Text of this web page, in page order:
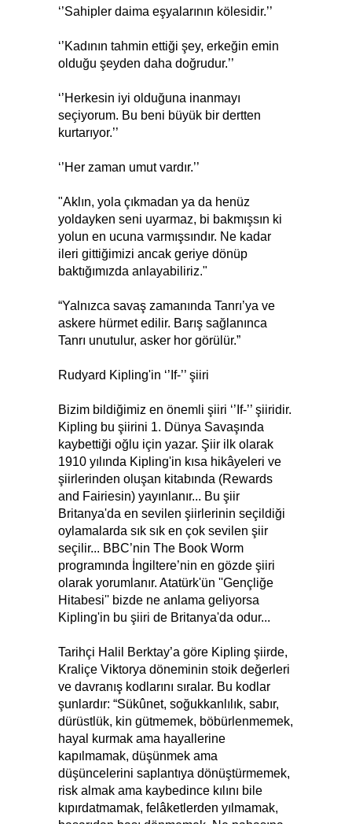
‘’Sahipler daima eşyalarının kölesidir.’’
‘’Kadının tahmin ettiği şey, erkeğin emin
olduğu şeyden daha doğrudur.’’
‘’Herkesin iyi olduğuna inanmayı
seçiyorum. Bu beni büyük bir dertten
kurtarıyor.’’
‘’Her zaman umut vardır.’’
"Aklın, yola çıkmadan ya da henüz
yoldayken seni uyarmaz, bi bakmışsın ki
yolun en ucuna varmışsındır. Ne kadar
ileri gittiğimizi ancak geriye dönüp
baktığımızda anlayabiliriz."
“Yalnızca savaş zamanında Tanrı’ya ve
askere hürmet edilir. Barış sağlanınca
Tanrı unutulur, asker hor görülür.”
Rudyard Kipling'in ‘’If-’’ şiiri
Bizim bildiğimiz en önemli şiiri ‘’If-’’ şiiridir.
Kipling bu şiirini 1. Dünya Savaşında
kaybettiği oğlu için yazar. Şiir ilk olarak
1910 yılında Kipling'in kısa hikâyeleri ve
şiirlerinden oluşan kitabında (Rewards
and Fairiesin) yayınlanır... Bu şiir
Britanya'da en sevilen şiirlerinin seçildiği
oylamalarda sık sık en çok sevilen şiir
seçilir... BBC’nin The Book Worm
programında İngiltere’nin en gözde şiiri
olarak yorumlanır. Atatürk'ün ''Gençliğe
Hitabesi'' bizde ne anlama geliyorsa
Kipling'in bu şiiri de Britanya'da odur...
Tarihçi Halil Berktay’a göre Kipling şiirde,
Kraliçe Viktorya döneminin stoik değerleri
ve davranış kodlarını sıralar. Bu kodlar
şunlardır: “Sükûnet, soğukkanlılık, sabır,
dürüstlük, kin gütmemek, böbürlenmemek,
hayal kurmak ama hayallerine
kapılmamak, düşünmek ama
düşüncelerini saplantıya dönüştürmemek,
risk almak ama kaybedince kılını bile
kıpırdatmamak, felâketlerden yılmamak,